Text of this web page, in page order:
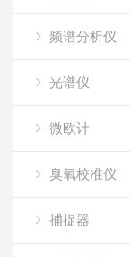
频谱分析仪
光谱仪
微欧计
臭氧校准仪
捕捉器